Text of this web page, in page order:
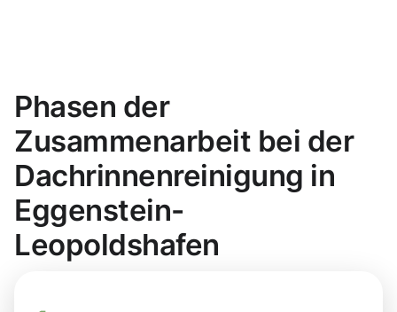
Phasen der
Zusammenarbeit bei der
Dachrinnenreinigung in
Eggenstein-
Leopoldshafen